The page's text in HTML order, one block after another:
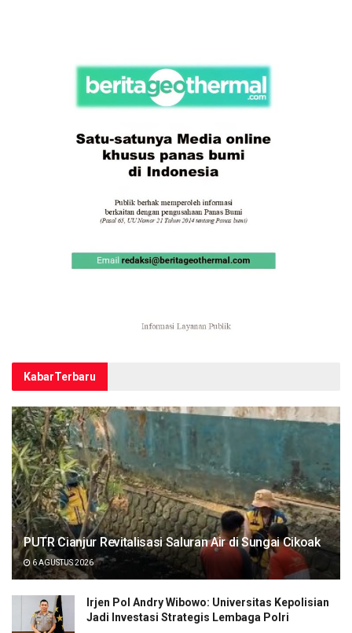
KabarTerbaru
PUTR Cianjur Revitalisasi Saluran Air di Sungai Cikoak
6 AGUSTUS 2026
Irjen Pol Andry Wibowo: Universitas Kepolisian
Jadi Investasi Strategis Lembaga Polri